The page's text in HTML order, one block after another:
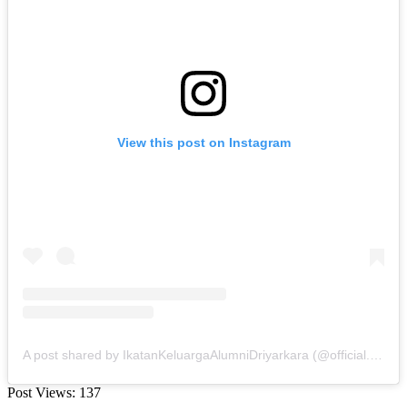
View this post on Instagram
Post Views: 137